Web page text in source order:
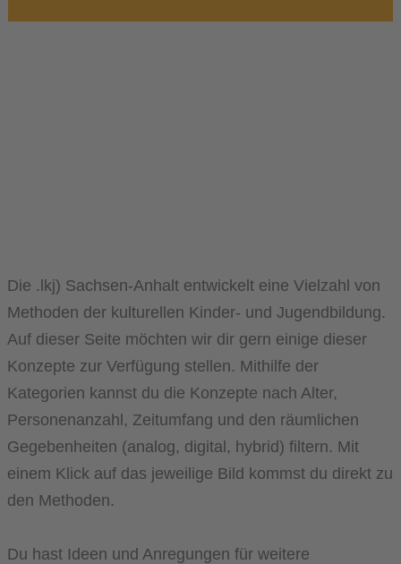
Die .lkj) Sachsen-Anhalt entwickelt eine Vielzahl von
Methoden der kulturellen Kinder- und Jugendbildung.
Auf dieser Seite möchten wir dir gern einige dieser
Konzepte zur Verfügung stellen. Mithilfe der
Kategorien kannst du die Konzepte nach Alter,
Personenanzahl, Zeitumfang und den räumlichen
Gegebenheiten (analog, digital, hybrid) filtern. Mit
einem Klick auf das jeweilige Bild kommst du direkt zu
den Methoden.
Du hast Ideen und Anregungen für weitere